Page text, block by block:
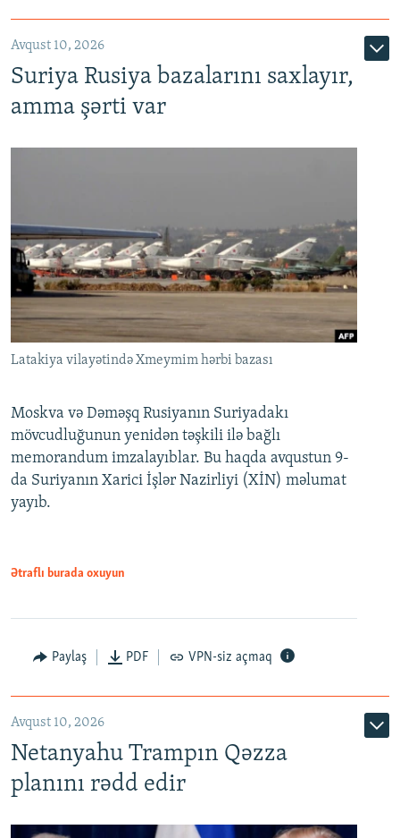
Avqust 10, 2026
Suriya Rusiya bazalarını saxlayır,
amma şərti var
Latakiya vilayətində Xmeymim hərbi bazası
Moskva və Dəməşq Rusiyanın Suriyadakı
mövcudluğunun yenidən təşkili ilə bağlı
memorandum imzalayıblar. Bu haqda avqustun 9-
da Suriyanın Xarici İşlər Nazirliyi (XİN) məlumat
yayıb.
Ətraflı burada oxuyun
Paylaş PDF VPN-siz açmaq
Avqust 10, 2026
Netanyahu Trampın Qəzza
planını rədd edir